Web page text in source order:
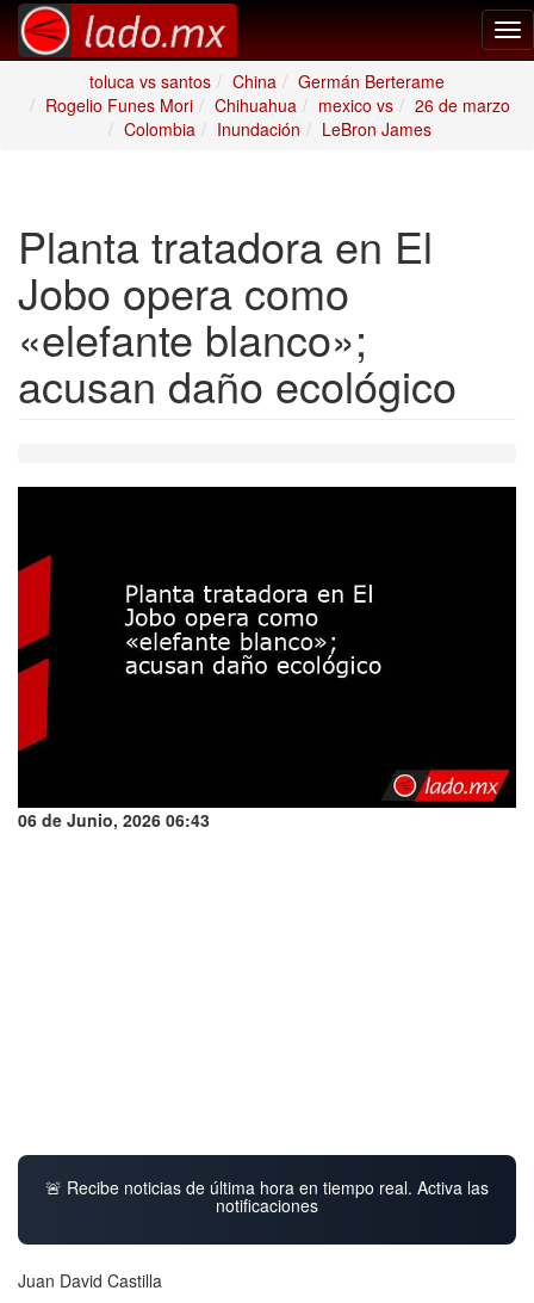
toluca vs santos
China
Germán Berterame
Rogelio Funes Mori
Chihuahua mexico vs
26 de marzo
Colombia
Inundación LeBron James
Planta tratadora en El
Jobo opera como
«elefante blanco»;
acusan daño ecológico
06 de Junio, 2026 06:43
🚨 Recibe noticias de última hora en tiempo real. Activa las
notificaciones
Juan David Castilla